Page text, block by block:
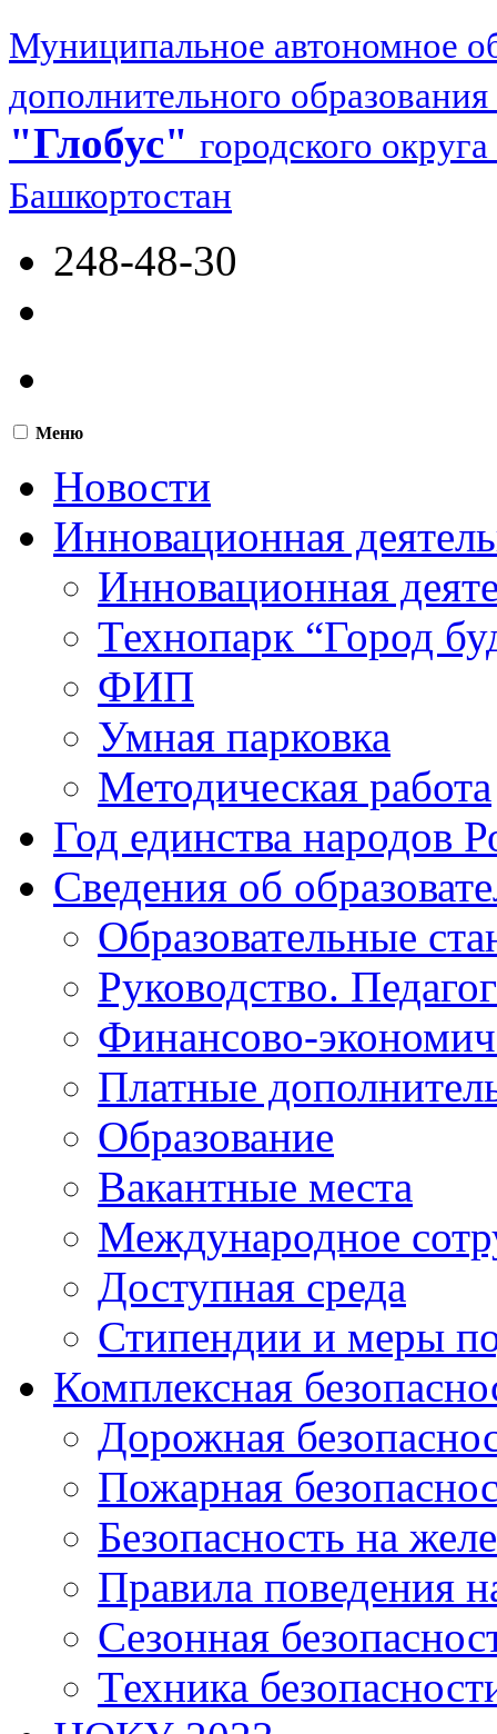
Муниципальное автономное
дополнительного образования
"Глобус" городского
Башкортостан
248-48-30
Меню
Новости
Инновационная
Инновационная
Технопарк “Город
ФИП
Умная парковка
Методическая работа
Год единства народов
Сведения об
Образовательные
Руководство.
Финансово-
Платные
Образование
Вакантные места
Международное
Доступная среда
Стипендии и меры
Комплексная
Дорожная
Пожарная
Безопасность на
Правила поведения
Сезонная
Техника